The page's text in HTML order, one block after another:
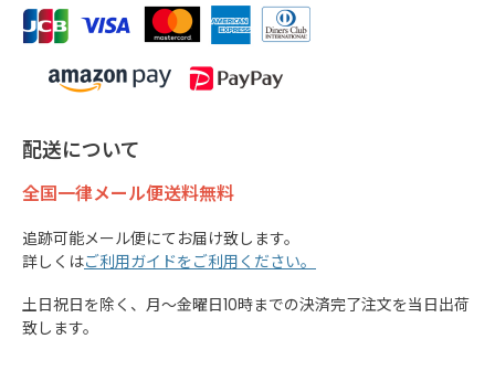
配送について
全国一律メール便送料無料
追跡可能メール便にてお届け致します。
詳しくはご利用ガイドをご利用ください。
土日祝日を除く、月～金曜日10時までの決済完了注文を当日出荷
致します。